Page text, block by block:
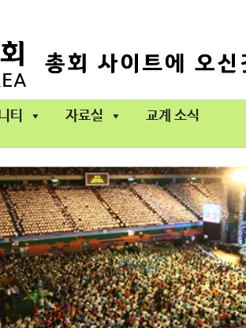
티 자료실 교계 소식